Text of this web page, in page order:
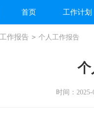
首页 工作计划
工作报告 > 个人工作报告
个
时间：2025-